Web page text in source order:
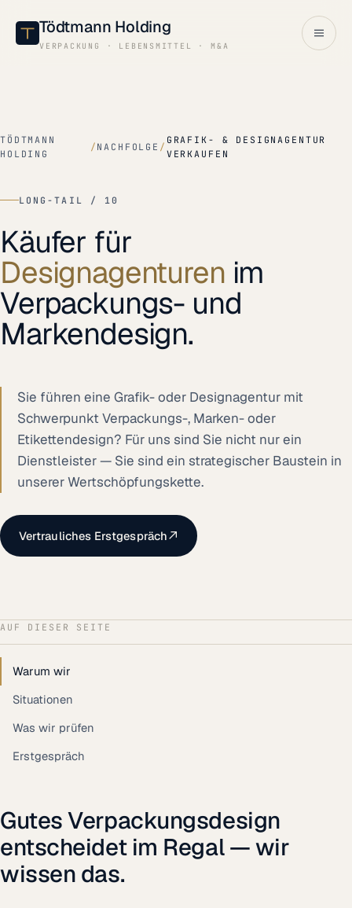
Tödtmann Holding
VERPACKUNG · LEBENSMITTEL · M&A
TÖDTMANN
HOLDING
/ NACHFOLGE /
GRAFIK- & DESIGNAGENTUR
VERKAUFEN
LONG-TAIL / 10
Käufer für
Designagenturen im
Verpackungs- und
Markendesign.
Sie führen eine Grafik- oder Designagentur mit
Schwerpunkt Verpackungs-, Marken- oder
Etikettendesign? Für uns sind Sie nicht nur ein
Dienstleister — Sie sind ein strategischer Baustein in
unserer Wertschöpfungskette.
Vertrauliches Erstgespräch
AUF DIESER SEITE
Warum wir
Situationen
Was wir prüfen
Erstgespräch
Gutes Verpackungsdesign
entscheidet im Regal — wir
wissen das.